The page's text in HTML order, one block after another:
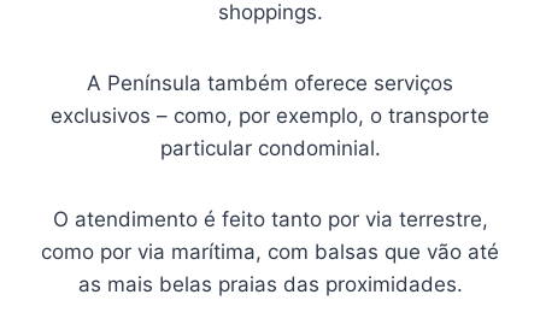
shoppings.
A Península também oferece serviços
exclusivos – como, por exemplo, o transporte
particular condominial.
O atendimento é feito tanto por via terrestre,
como por via marítima, com balsas que vão até
as mais belas praias das proximidades.